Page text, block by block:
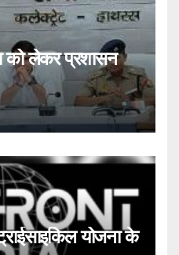
को लेकर प्रशासन
योजना के